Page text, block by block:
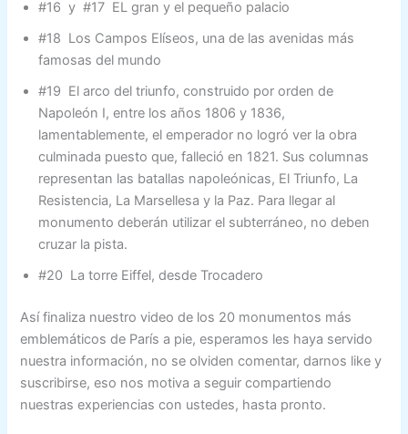
#16 y #17 EL gran y el pequeño palacio
#18 Los Campos Elíseos, una de las avenidas más
famosas del mundo
#19 El arco del triunfo, construido por orden de
Napoleón I, entre los años 1806 y 1836,
lamentablemente, el emperador no logró ver la obra
culminada puesto que, falleció en 1821. Sus columnas
representan las batallas napoleónicas, El Triunfo, La
Resistencia, La Marsellesa y la Paz. Para llegar al
monumento deberán utilizar el subterráneo, no deben
cruzar la pista.
#20 La torre Eiffel, desde Trocadero
Así finaliza nuestro video de los 20 monumentos más
emblemáticos de París a pie, esperamos les haya servido
nuestra información, no se olviden comentar, darnos like y
suscribirse, eso nos motiva a seguir compartiendo
nuestras experiencias con ustedes, hasta pronto.